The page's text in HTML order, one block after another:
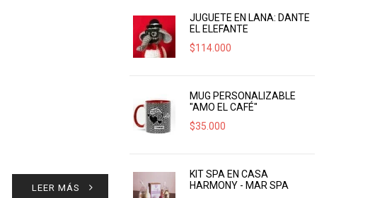
LEER MÁS
JUGUETE EN LANA: DANTE
EL ELEFANTE
$114.000
MUG PERSONALIZABLE
"AMO EL CAFÉ"
$35.000
KIT SPA EN CASA
HARMONY - MAR SPA